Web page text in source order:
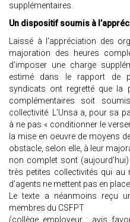
supplémentaires.
Un dispositif soumis à
Laissé à l’appréciation des
majoration des heures
d’imposer une charge
estimé dans le rapport de
syndicats ont regretté que la
complémentaires soit
collectivité. L’Unsa a, pour sa
à ne pas « conditionner le
la mise en oeuvre de moyens
obstacle, selon elle, à leur
non complet sont
très petites collectivités qui
d’agents ne mettent pas en
Le texte a néanmoins reçu
membres du CSFPT
(collège employeur : avis